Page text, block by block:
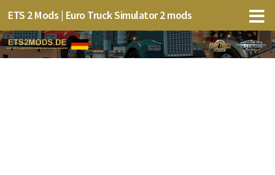
ETS 2 Mods | Euro Truck Simulator 2 mods